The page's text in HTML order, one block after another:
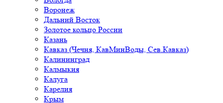
Воронеж
Дальний Восток
Золотое кольцо России
Казань
Кавказ (Чечня, КавМинВоды, Сев.Кавказ)
Калининград
Калмыкия
Калуга
Карелия
Крым